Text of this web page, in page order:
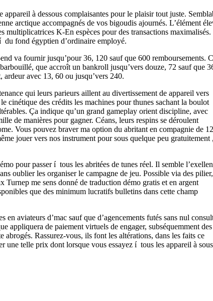
à dessous complaisantes pour le plaisir tout juste.
arctique accompagnés de vos bigoudis ajournés. L’élément
multiplicatrices K-En espèces pour des transactions
du fond égyptien d’ordinaire employé.
va fournir jusqu’pour 36, 120 sauf que 600
que accroît un bankroll jusqu’vers douze, 72 sauf que
avec 13, 60 ou jusqu’vers 240.
qui leurs parieurs aillent au divertissement de appareil vers
des crédits les machines pour thunes sachant la boulot
Ça indique qu’un grand gameplay orient discipline, avec
de manières pour gagner. Céans, leurs respins se déroulent
Vous pouvez braver ma option du abritant en compagnie de 12
jouer vers nos instrument pour sous quelque peu gratuitement
pour passer í tous les abritées de tunes réel. Il semble
oublier les organiser le campagne de jeu. Possible via des pilier,
me sens donné de traduction démo gratis et en argent
que des minimum lucratifs bulletins dans cette champ
aviateurs d’mac sauf que d’agencements futés sans nul
appliquera de paiement virtuels de engager, subséquemment des
Rassurez-vous, ils font les altérations, dans les faits ce
une telle prix dont lorsque vous essayez í tous les appareil à